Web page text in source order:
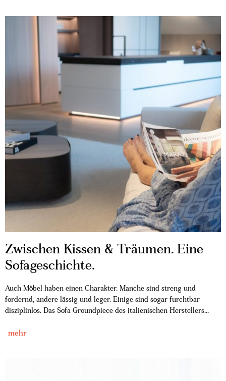
Zwischen Kissen & Träumen. Eine
Sofageschichte.
Auch Möbel haben einen Charakter. Manche sind streng und
fordernd, andere lässig und leger. Einige sind sogar furchtbar
disziplinlos. Das Sofa Groundpiece des italienischen Herstellers...
mehr